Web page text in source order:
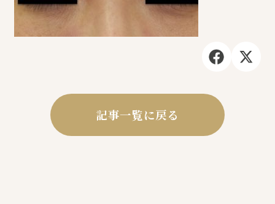
記事一覧に戻る